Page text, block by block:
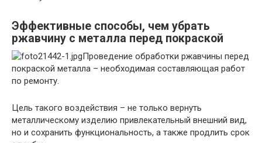
Эффективные способы, чем убрать
ржавчину с металла перед покраской
Проведение обработки ржавчины перед
покраской металла – необходимая составляющая работ
по ремонту.
Цель такого воздействия – не только вернуть
металлическому изделию привлекательный внешний вид,
но и сохранить функциональность, а также продлить срок